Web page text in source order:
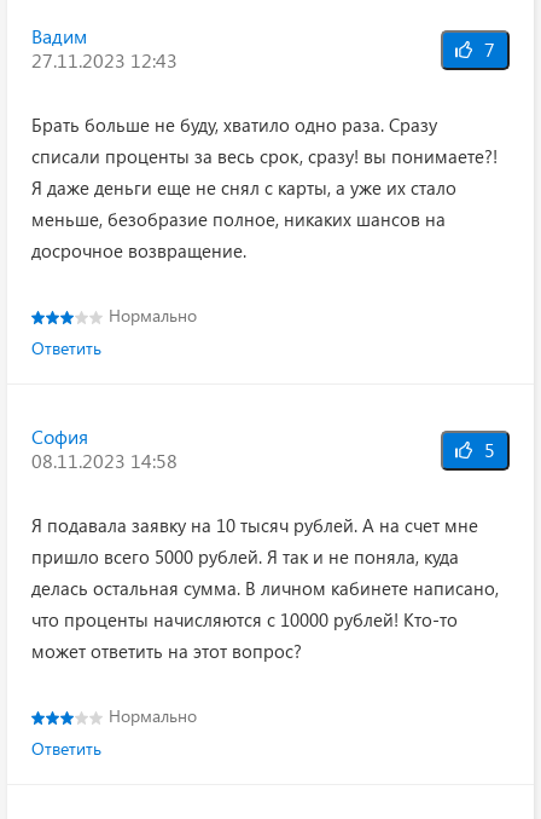
Вадим
27.11.2023 12:43
7
Брать больше не буду, хватило одно раза. Сразу
списали проценты за весь срок, сразу! вы понимаете?!
Я даже деньги еще не снял с карты, а уже их стало
меньше, безобразие полное, никаких шансов на
досрочное возвращение.
Нормально
Ответить
София
08.11.2023 14:58
5
Я подавала заявку на 10 тысяч рублей. А на счет мне
пришло всего 5000 рублей. Я так и не поняла, куда
делась остальная сумма. В личном кабинете написано,
что проценты начисляются с 10000 рублей! Кто-то
может ответить на этот вопрос?
Нормально
Ответить